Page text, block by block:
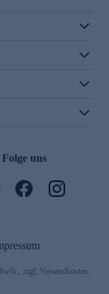
Folge uns
zzgl. Versandkosten.